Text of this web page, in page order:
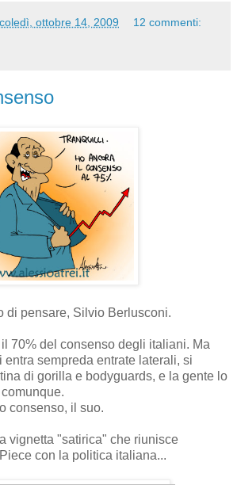
ottobre 14, 2009 12 commenti:
di pensare, Silvio Berlusconi.
70% del consenso degli italiani. Ma
sempreda entrate laterali, si
di gorilla e bodyguards, e la gente lo
consenso, il suo.
vignetta "satirica" che riunisce
con la politica italiana...